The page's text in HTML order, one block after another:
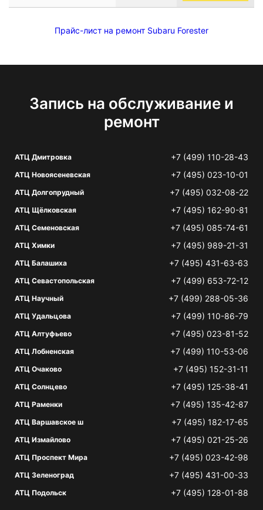
Прайс-лист на ремонт Subaru Forester
Запись на обслуживание и
ремонт
АТЦ Дмитровка +7 (499) 110-28-43
АТЦ Новоясеневская +7 (495) 023-10-01
АТЦ Долгопрудный +7 (495) 032-08-22
АТЦ Щёлковская +7 (495) 162-90-81
АТЦ Семеновская +7 (495) 085-74-61
АТЦ Химки +7 (495) 989-21-31
АТЦ Балашиха +7 (495) 431-63-63
АТЦ Севастопольская +7 (499) 653-72-12
АТЦ Научный +7 (499) 288-05-36
АТЦ Удальцова +7 (499) 110-86-79
АТЦ Алтуфьево +7 (495) 023-81-52
АТЦ Лобненская +7 (499) 110-53-06
АТЦ Очаково +7 (495) 152-31-11
АТЦ Солнцево +7 (495) 125-38-41
АТЦ Раменки +7 (495) 135-42-87
АТЦ Варшавское ш +7 (495) 182-17-65
АТЦ Измайлово +7 (495) 021-25-26
АТЦ Проспект Мира +7 (495) 023-42-98
АТЦ Зеленоград +7 (495) 431-00-33
АТЦ Подольск +7 (495) 128-01-88